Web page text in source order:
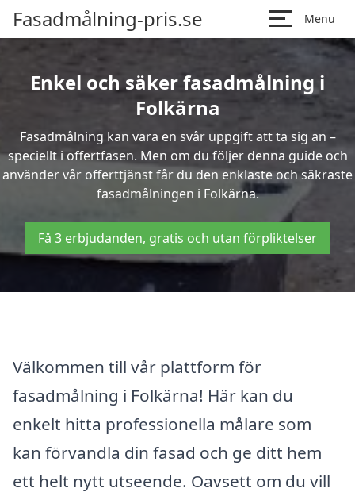
Fasadmålning-pris.se Menu
Enkel och säker fasadmålning i
Folkärna
Fasadmålning kan vara en svår uppgift att ta sig an –
speciellt i offertfasen. Men om du följer denna guide och
använder vår offerttjänst får du den enklaste och säkraste
fasadmålningen i Folkärna.
Få 3 erbjudanden, gratis och utan förpliktelser
Välkommen till vår plattform för
fasadmålning i Folkärna! Här kan du
enkelt hitta professionella målare som
kan förvandla din fasad och ge ditt hem
ett helt nytt utseende. Oavsett om du vill